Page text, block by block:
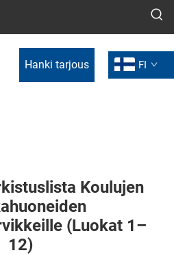
Hanki tarjous FI
Koulujen
(luokat 1–
12)